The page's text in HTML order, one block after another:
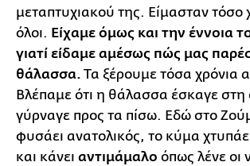
μεταπτυχιακού της. Είμασταν τόσο
όλοι. Είχαμε όμως και την έννοια
γιατί είδαμε αμέσως πώς μας
θάλασσα. Τα ξέρουμε τόσα χρόνια
Βλέπαμε ότι η θάλασσα έσκαγε στη
γύρναγε προς τα πίσω. Εδώ στο
φυσάει ανατολικός, το κύμα
και κάνει αντιμάμαλο όπως λένε οι